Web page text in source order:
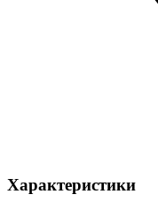
Характеристики